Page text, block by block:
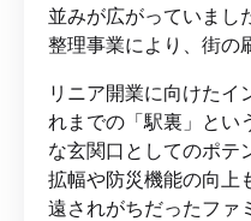
並みが広がっていまし
整理事業により、街の
リニア開業に向けたイ
れまでの「駅裏」とい
な玄関口としてのポテ
拡幅や防災機能の向上
遠されがちだったファ